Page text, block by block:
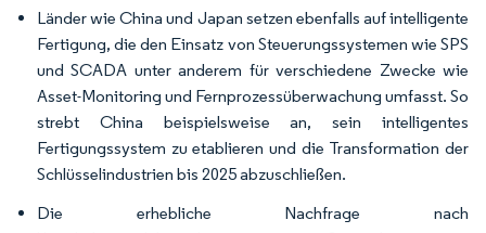
Länder wie China und Japan setzen ebenfalls auf intelligente
Fertigung, die den Einsatz von Steuerungssystemen wie SPS
und SCADA unter anderem für verschiedene Zwecke wie
Asset-Monitoring und Fernprozessüberwachung umfasst. So
strebt China beispielsweise an, sein intelligentes
Fertigungssystem zu etablieren und die Transformation der
Schlüsselindustrien bis 2025 abzuschließen.
Die erhebliche Nachfrage nach